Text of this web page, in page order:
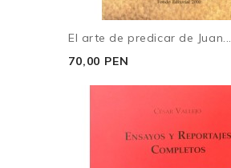
El arte de predicar de Juan...
70,00 PEN